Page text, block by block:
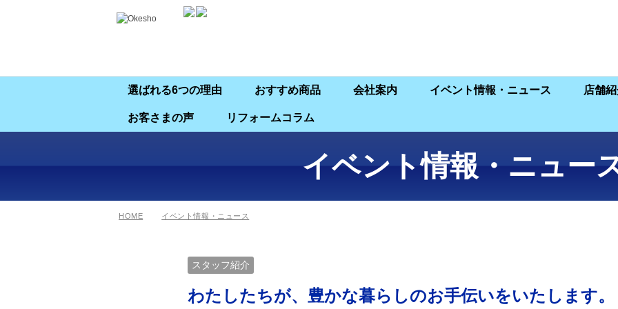
選ばれる6つの理由 おすすめ商品 会社案内 イベント情報・ニュース 店舗
お客さまの声 リフォームコラム
イベント情報・ニュー
HOME イベント情報・ニュース
スタッフ紹介
わたしたちが、豊かな暮らしのお手伝いをいたします。